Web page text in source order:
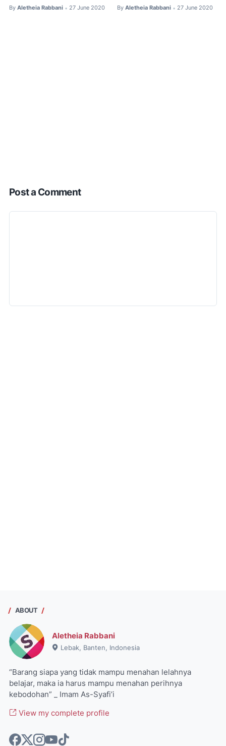
By Aletheia Rabbani • 27 June 2020 By Aletheia Rabbani • 27 June 2020
Post a Comment
ABOUT
Aletheia Rabbani
Lebak, Banten, Indonesia
“Barang siapa yang tidak mampu menahan lelahnya
belajar, maka ia harus mampu menahan perihnya
kebodohan” _ Imam As-Syafi’i
View my complete profile